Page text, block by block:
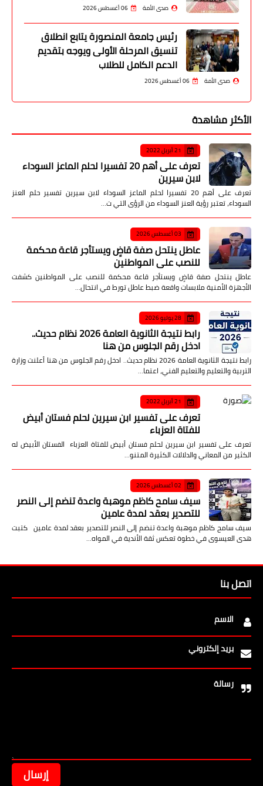
صدى الأمة 06 أغسطس 2026
رئيس جامعة المنصورة يتابع انطلاق
تنسيق المرحلة الأولى ويوجه بتقديم
الدعم الكامل للطلاب
صدى الأمة 06 أغسطس 2026
الأكثر مشاهدة
21 أبريل 2022
تعرف على أهم 20 تفسيرا لحلم الماعز السوداء
لابن سيرين
تعرف على أهم 20 تفسيرا لحلم الماعز السوداء لابن سيرين تفسير حلم العنز
السوداء، تعتبر رؤية العنز السوداء من الرؤى التي ت…
03 أغسطس 2026
عاطل ينتحل صفة قاضٍ ويستأجر قاعة محكمة
للنصب على المواطنين
عاطل ينتحل صفة قاضٍ ويستأجر قاعة محكمة للنصب على المواطنين كشفت
الأجهزة الأمنية ملابسات واقعة ضبط عاطل تورط في انتحال…
28 يوليو 2026
رابط نتيجة الثانوية العامة 2026 نظام حديث..
ادخل رقم الجلوس من هنا
رابط نتيجة الثانوية العامة 2026 نظام حديث.. ادخل رقم الجلوس من هنا أعلنت وزارة
التربية والتعليم والتعليم الفني، اعتما…
21 أبريل 2022
تعرف على تفسير ابن سيرين لحلم فستان أبيض
للفتاة العزباء
تعرف على تفسير ابن سيرين لحلم فستان أبيض للفتاة العزباء الفستان الأبيض له
الكثير من المعاني والدلالات الكثيرة المتنو…
02 أغسطس 2026
سيف سامح كاظم موهبة واعدة تنضم إلى النصر
للتصدير بعقد لمدة عامين
سيف سامح كاظم موهبة واعدة تنضم إلى النصر للتصدير بعقد لمدة عامين كتبت
هدى العيسوى في خطوة تعكس ثقة الأندية في المواه…
اتصل بنا
الاسم
بريد إلكتروني
رسالة